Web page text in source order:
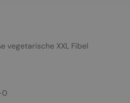
vegetarische XXL Fibel
0